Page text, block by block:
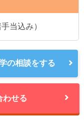
当込み）
の相談をする
わせる